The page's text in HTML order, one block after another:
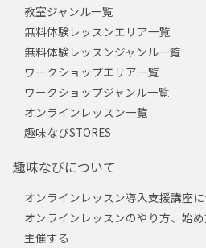
教室ジャンル一覧
無料体験レッスンエリア一覧
無料体験レッスンジャンル一覧
ワークショップエリア一覧
ワークショップジャンル一覧
オンラインレッスン一覧
趣味なびSTORES
趣味なびについて
オンラインレッスン導入支援講座
オンラインレッスンのやり方、始
主催する